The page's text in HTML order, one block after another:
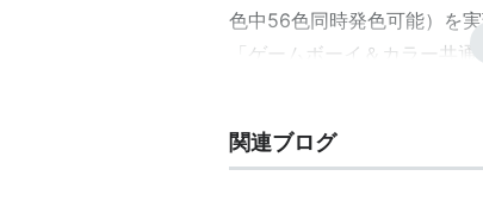
色中56色同時発色可能）を
「ゲームボーイ＆カラー共通
なお、「ゲームボーイカラー
関連ブログ